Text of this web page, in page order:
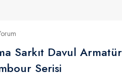
Sarkıt Davul
Serisi